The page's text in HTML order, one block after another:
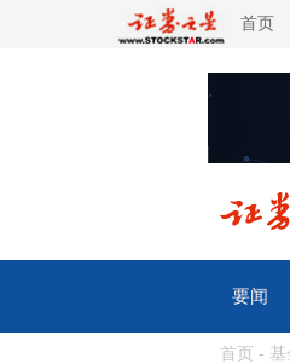
首页
要闻
首页 - 基